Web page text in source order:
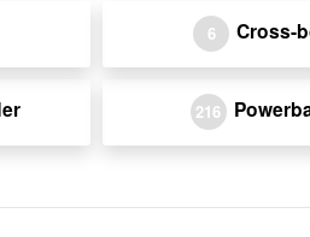
6 Cross-
216